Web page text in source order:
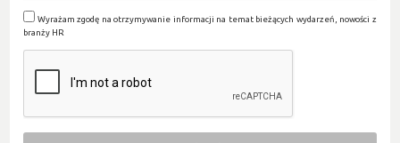
Wyrażam zgodę na otrzymywanie informacji na temat bieżących wydarzeń, nowości z
branży HR